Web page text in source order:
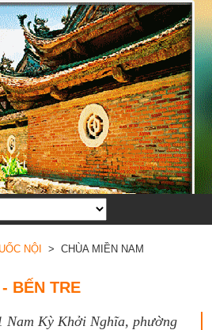
NỘI > CHÙA MIỀN NAM
BẾN TRE
Nam Kỳ Khởi Nghĩa, phường